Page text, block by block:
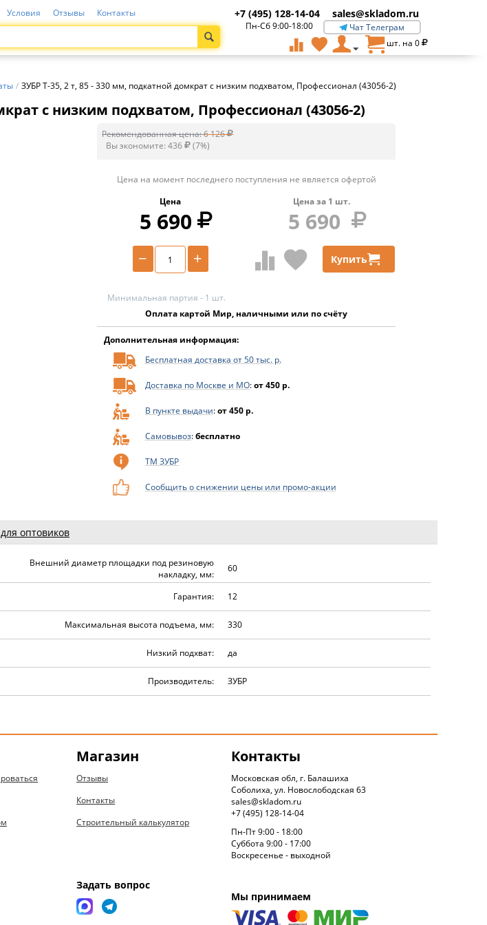
Условия Отзывы Контакты +7 (495) 128-14-04 sales@skladom.ru
Пн-Сб 9:00-18:00
Чат Телеграм
шт. на 0
/ ЗУБР Т-35, 2 т, 85 - 330 мм, подкатной домкрат с низким подхватом, Профессионал (43056-2)
с низким подхватом, Профессионал (43056-2)
Рекомендованная цена:6 126
Вы экономите:436 (7%)
Цена на момент последнего поступления не является офертой
Цена
5 690
Цена за 1 шт.
5 690
+
− Купить
Минимальная партия - 1 шт.
Оплата картой Мир, наличными или по счёту
Дополнительная информация:
Бесплатная доставка от 50 тыс. р.
Доставка по Москве и МО:от 450 р.
В пункте выдачи:от 450 р.
Самовывоз:бесплатно
ТМ ЗУБР
Сообщить о снижении цены или промо-акции
оптовиков
Внешний диаметр площадки под резиновую
накладку, мм:
60
Гарантия: 12
Максимальная высота подъема, мм: 330
Низкий подхват: да
Производитель: ЗУБР
Магазин
Отзывы
Контакты
Строительный калькулятор
Задать вопрос
Контакты
Московская обл, г. Балашиха
Соболиха, ул. Новослободская 63
sales@skladom.ru
+7 (495) 128-14-04
Пн-Пт 9:00 - 18:00
Суббота 9:00 - 17:00
Воскресенье - выходной
Мы принимаем